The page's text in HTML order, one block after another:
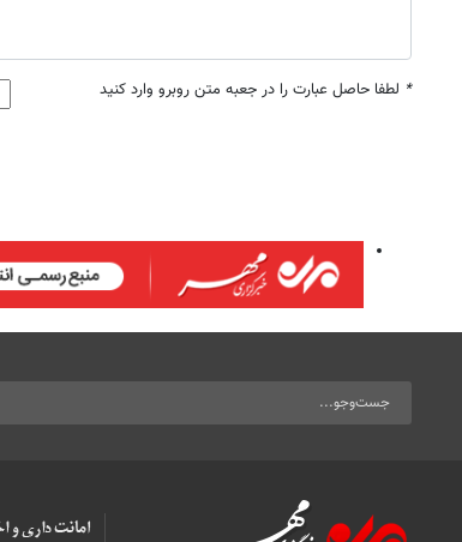
* لطفا حاصل عبارت را در جعبه متن روبرو وارد کنید